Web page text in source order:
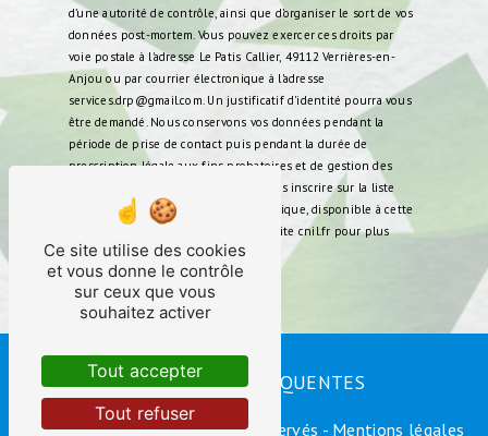
d’une autorité de contrôle, ainsi que d’organiser le sort de vos
données post-mortem. Vous pouvez exercer ces droits par
voie postale à l'adresse Le Patis Callier, 49112 Verrières-en-
Anjou ou par courrier électronique à l'adresse
services.drp@gmail.com. Un justificatif d'identité pourra vous
être demandé. Nous conservons vos données pendant la
période de prise de contact puis pendant la durée de
prescription légale aux fins probatoires et de gestion des
contentieux. Vous avez le droit de vous inscrire sur la liste
d'opposition au démarchage téléphonique, disponible à cette
. Consultez le site cnil.fr pour plus
d’informations sur vos droits.
RECHERCHES FRÉQUENTES
Vistalid- 2026 - Tous droits réservés - Mentions légales
Ce site utilise des cookies
et vous donne le contrôle
sur ceux que vous
souhaitez activer
Tout accepter
Tout refuser